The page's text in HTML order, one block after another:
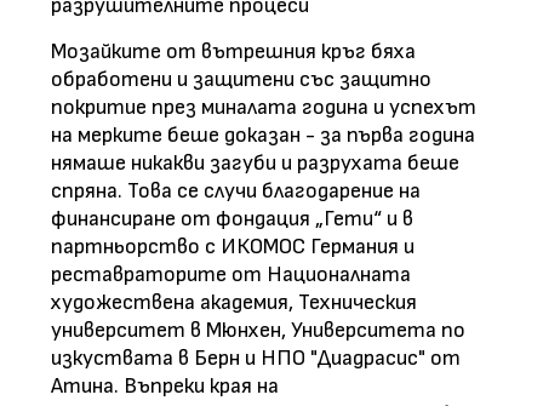
Мозайките от вътрешния кръг бяха
обработени и защитени със защитно
покритие през миналата година и успехът
на мерките беше доказан - за първа година
нямаше никакви загуби и разрухата беше
спряна. Това се случи благодарение на
финансиране от фондация „Гети“ и в
партньорство с ИКОМОС Германия и
реставраторите от Националната
художествена академия, Техническия
университет в Мюнхен, Университета по
изкуствата в Берн и НПО "Диадрасис" от
Атина. Въпреки края на